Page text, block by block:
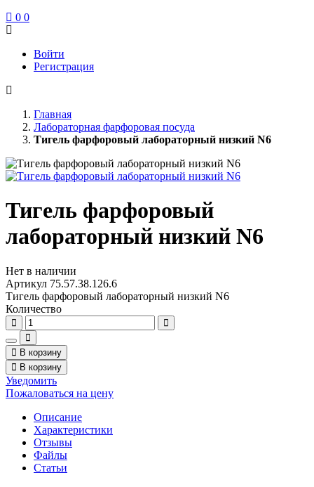
0 0
Войти
Регистрация
Главная
Лабораторная фарфоровая посуда
Тигель фарфоровый лабораторный низкий N6
Тигель фарфоровый
лабораторный низкий N6
Нет в наличии
Артикул 75.57.38.126.6
Тигель фарфоровый лабораторный низкий N6
Количество
В корзину
В корзину
Уведомить
Пожаловаться на цену
Описание
Характеристики
Отзывы
Файлы
Статьи